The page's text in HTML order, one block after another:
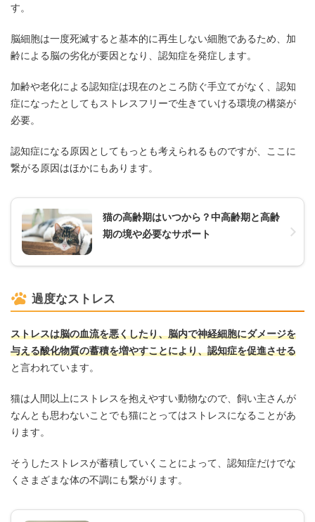
す。
脳細胞は一度死滅すると基本的に再生しない細胞であるため、加
齢による脳の劣化が要因となり、認知症を発症します。
加齢や老化による認知症は現在のところ防ぐ手立てがなく、認知
症になったとしてもストレスフリーで生きていける環境の構築が
必要。
認知症になる原因としてもっとも考えられるものですが、ここに
繋がる原因はほかにもあります。
猫の高齢期はいつから？中高齢期と高齢
期の境や必要なサポート
過度なストレス
ストレスは脳の血流を悪くしたり、脳内で神経細胞にダメージを
与える酸化物質の蓄積を増やすことにより、認知症を促進させる
と言われています。
猫は人間以上にストレスを抱えやすい動物なので、飼い主さんが
なんとも思わないことでも猫にとってはストレスになることがあ
ります。
そうしたストレスが蓄積していくことによって、認知症だけでな
くさまざまな体の不調にも繋がります。